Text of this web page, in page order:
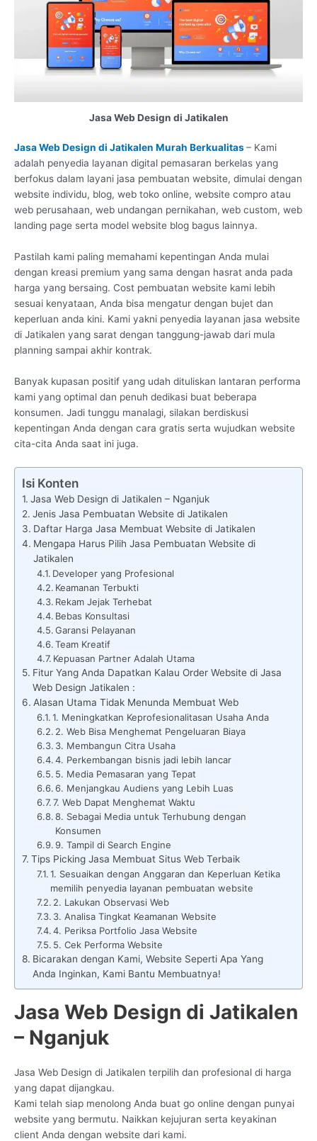
Jasa Web Design di Jatikalen
Jasa Web Design di Jatikalen Murah Berkualitas– Kami
adalah penyedia layanan digital pemasaran berkelas yang
berfokus dalam layani jasa pembuatan website, dimulai dengan
website individu, blog, web toko online, website compro atau
web perusahaan, web undangan pernikahan, web custom, web
landing page serta model website blog bagus lainnya.
Pastilah kami paling memahami kepentingan Anda mulai
dengan kreasi premium yang sama dengan hasrat anda pada
harga yang bersaing. Cost pembuatan website kami lebih
sesuai kenyataan, Anda bisa mengatur dengan bujet dan
keperluan anda kini. Kami yakni penyedia layanan jasa website
di Jatikalen yang sarat dengan tanggung-jawab dari mula
planning sampai akhir kontrak.
Banyak kupasan positif yang udah dituliskan lantaran performa
kami yang optimal dan penuh dedikasi buat beberapa
konsumen. Jadi tunggu manalagi, silakan berdiskusi
kepentingan Anda dengan cara gratis serta wujudkan website
cita-cita Anda saat ini juga.
Isi Konten
Jasa Web Design di Jatikalen – Nganjuk
Jenis Jasa Pembuatan Website di Jatikalen
Daftar Harga Jasa Membuat Website di Jatikalen
Mengapa Harus Pilih Jasa Pembuatan Website di
Jatikalen
Developer yang Profesional
Keamanan Terbukti
Rekam Jejak Terhebat
Bebas Konsultasi
Garansi Pelayanan
Team Kreatif
Kepuasan Partner Adalah Utama
Fitur Yang Anda Dapatkan Kalau Order Website di Jasa
Web Design Jatikalen :
Alasan Utama Tidak Menunda Membuat Web
1. Meningkatkan Keprofesionalitasan Usaha Anda
2. Web Bisa Menghemat Pengeluaran Biaya
3. Membangun Citra Usaha
4. Perkembangan bisnis jadi lebih lancar
5. Media Pemasaran yang Tepat
6. Menjangkau Audiens yang Lebih Luas
7. Web Dapat Menghemat Waktu
8. Sebagai Media untuk Terhubung dengan
Konsumen
9. Tampil di Search Engine
Tips Picking Jasa Membuat Situs Web Terbaik
1. Sesuaikan dengan Anggaran dan Keperluan Ketika
memilih penyedia layanan pembuatan website
2. Lakukan Observasi Web
3. Analisa Tingkat Keamanan Website
4. Periksa Portfolio Jasa Website
5. Cek Performa Website
Bicarakan dengan Kami, Website Seperti Apa Yang
Anda Inginkan, Kami Bantu Membuatnya!
Jasa Web Design di Jatikalen
– Nganjuk
Jasa Web Design di Jatikalen terpilih dan profesional di harga
yang dapat dijangkau.
Kami telah siap menolong Anda buat go online dengan punyai
website yang bermutu. Naikkan kejujuran serta keyakinan
client Anda dengan website dari kami.